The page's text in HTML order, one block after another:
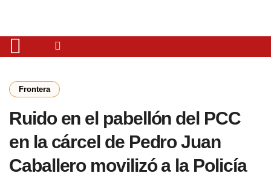
Frontera
Ruido en el pabellón del PCC
en la cárcel de Pedro Juan
Caballero movilizó a la Policía